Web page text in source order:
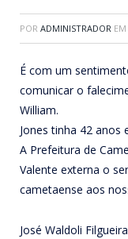
POR ADMINISTRADOR EM
É com um
comunicar o
William.
Jones tinha 42 anos
A Prefeitura de
Valente externa o
cametaense aos
José Waldoli